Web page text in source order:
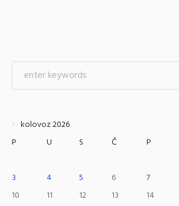
kolovoz 2026
P
U S Č P
3
4 5 6 7
10
11 12 13 14